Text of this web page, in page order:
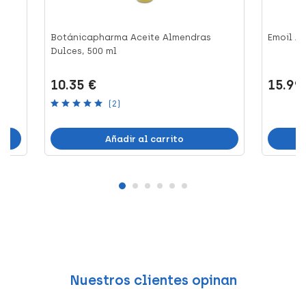
Botánicapharma Aceite Almendras
Dulces, 500 ml
10.35 €
(2)
Añadir al carrito
Emoil
Nuestros clientes opinan